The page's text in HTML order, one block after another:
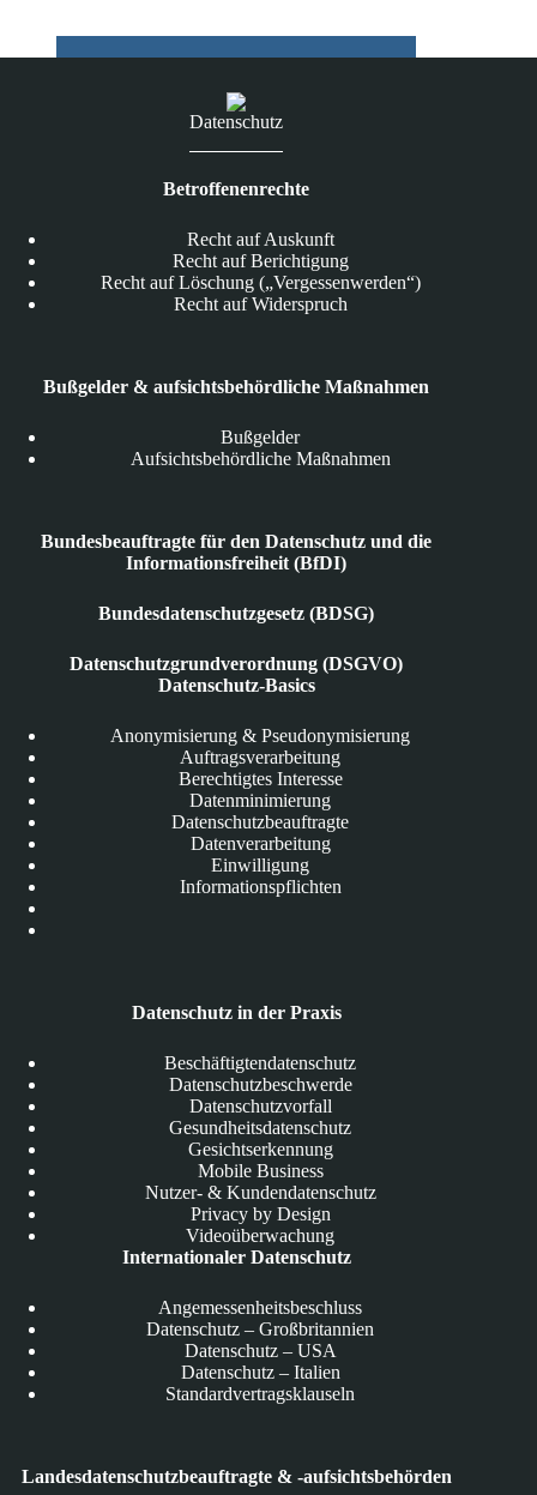
Datenschutz
Betroffenenrechte
Recht auf Auskunft
Recht auf Berichtigung
Recht auf Löschung („Vergessenwerden“)
Recht auf Widerspruch
Bußgelder & aufsichtsbehördliche Maßnahmen
Bußgelder
Aufsichtsbehördliche Maßnahmen
Bundesbeauftragte für den Datenschutz und die
Informationsfreiheit (BfDI)
Bundesdatenschutzgesetz (BDSG)
Datenschutzgrundverordnung (DSGVO)
Datenschutz-Basics
Anonymisierung & Pseudonymisierung
Auftragsverarbeitung
Berechtigtes Interesse
Datenminimierung
Datenschutzbeauftragte
Datenverarbeitung
Einwilligung
Informationspflichten
Datenschutz in der Praxis
Beschäftigtendatenschutz
Datenschutzbeschwerde
Datenschutzvorfall
Gesundheitsdatenschutz
Gesichtserkennung
Mobile Business
Nutzer- & Kundendatenschutz
Privacy by Design
Videoüberwachung
Internationaler Datenschutz
Angemessenheitsbeschluss
Datenschutz – Großbritannien
Datenschutz – USA
Datenschutz – Italien
Standardvertragsklauseln
Landesdatenschutzbeauftragte & -aufsichtsbehörden